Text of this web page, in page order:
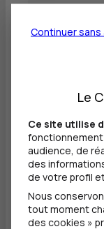
Dimanche
CIC BANQUE
HAUTE
à 0 m
2 B RUE
76000 ROUEN
Continuer
Le
Ce site utilise
fonctionnement
audience, de
des
de votre profil
Nous
tout moment
des cookies »